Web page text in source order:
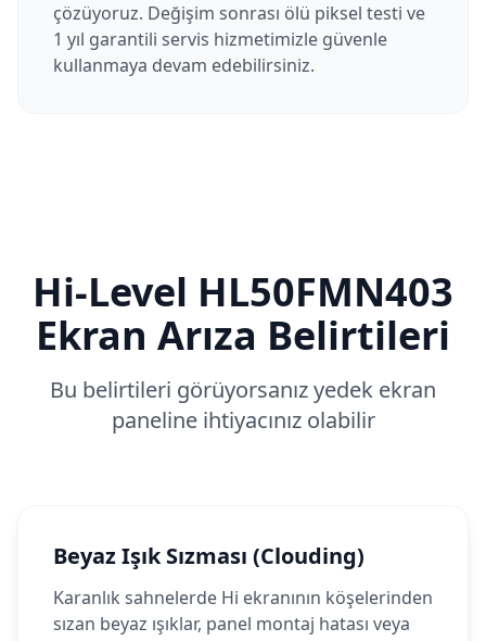
çözüyoruz. Değişim sonrası ölü piksel testi ve
1 yıl garantili servis hizmetimizle güvenle
kullanmaya devam edebilirsiniz.
Hi-Level HL50FMN403
Ekran Arıza Belirtileri
Bu belirtileri görüyorsanız yedek ekran
paneline ihtiyacınız olabilir
Beyaz Işık Sızması (Clouding)
Karanlık sahnelerde Hi ekranının köşelerinden
sızan beyaz ışıklar, panel montaj hatası veya